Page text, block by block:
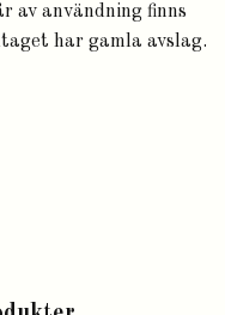
av användning finns
har gamla avslag.